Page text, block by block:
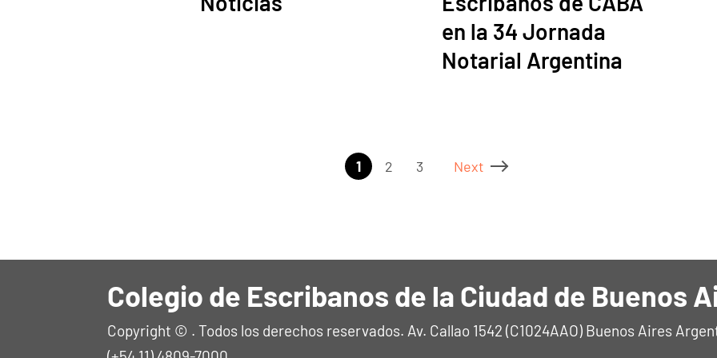
en la 34 Jornada
Notarial Argentina
1 2 3 Next
Colegio de Escribanos de la Ciudad de Buenos
Copyright © . Todos los derechos reservados. Av. Callao 1542 (C1024AAO) Buenos Aires